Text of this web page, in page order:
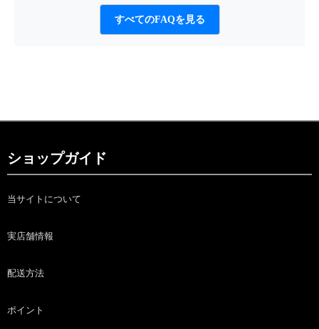
すべてのFAQを見る
ショップガイド
当サイトについて
実店舗情報
配送方法
ポイント